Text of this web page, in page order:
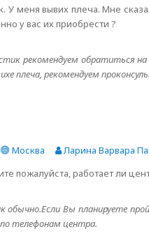
У меня вывих плеча. Мне
у вас их приобрести ?
рекомендуем обратиться
плеча, рекомендуем
Москва
Ларина Варвара
пожалуйста, работает ли
обычно.Если Вы планируете
телефонам центра.